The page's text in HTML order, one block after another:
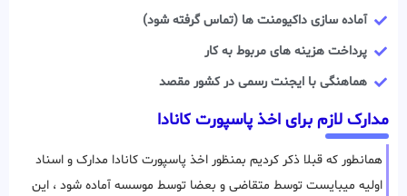
آماده سازی داکیومنت ها (تماس گرفته شود)
پرداخت هزینه های مربوط به کار
هماهنگی با ایجنت رسمی در کشور مقصد
مدارک لازم برای اخذ پاسپورت کانادا
همانطور که قبلا ذکر کردیم بمنظور اخذ پاسپورت کانادا مدارک و اسناد
اولیه میبایست توسط متقاضی و بعضا توسط موسسه آماده شود ، این